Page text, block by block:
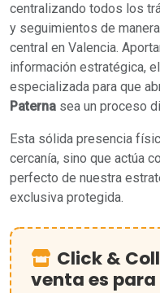
centralizando todos los
y seguimientos de
central en Valencia.
información estratégica,
especializada para que
Paterna sea un proceso
Esta sólida presencia
cercanía, sino que actúa
perfecto de nuestra
exclusiva protegida.
Click &
venta es